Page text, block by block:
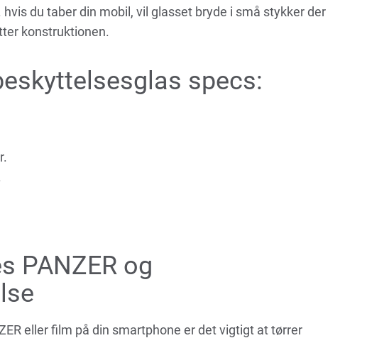
du taber din mobil, vil glasset bryde i små stykker der
konstruktionen.
specs:
PANZER og
eller film på din smartphone er det vigtigt at tørrer